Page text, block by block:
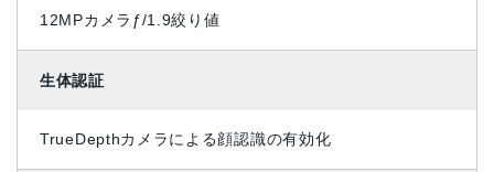
12MPカメラƒ/1.9絞り値
生体認証
TrueDepthカメラによる顔認識の有効化